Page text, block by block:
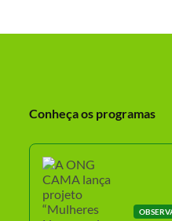
Conheça os programas